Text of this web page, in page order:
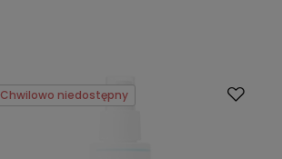
Chwilowo niedostępny